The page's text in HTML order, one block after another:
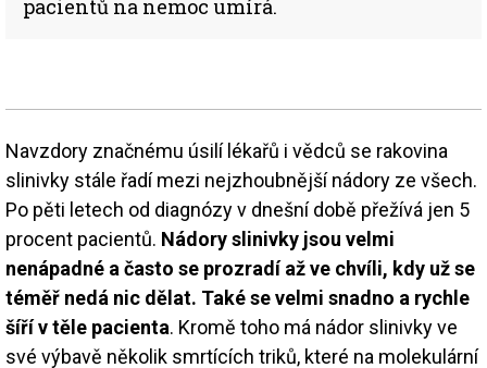
pacientů na nemoc umírá.
Navzdory značnému úsilí lékařů i vědců se rakovina
slinivky stále řadí mezi nejzhoubnější nádory ze všech.
Po pěti letech od diagnózy v dnešní době přežívá jen 5
procent pacientů. Nádory slinivky jsou velmi
nenápadné a často se prozradí až ve chvíli, kdy už se
téměř nedá nic dělat. Také se velmi snadno a rychle
šíří v těle pacienta. Kromě toho má nádor slinivky ve
své výbavě několik smrtících triků, které na molekulární